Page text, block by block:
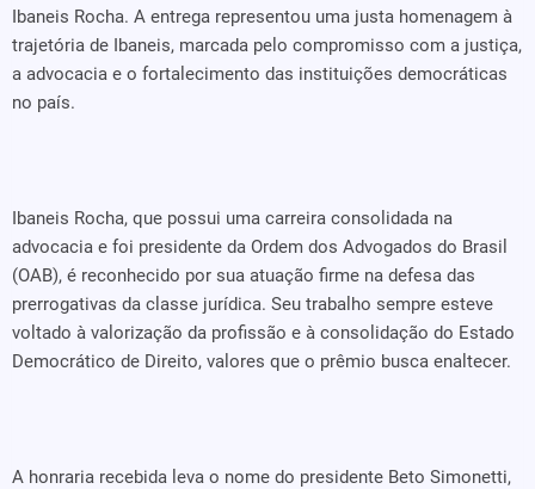
Ibaneis Rocha. A entrega representou uma justa homenagem à
trajetória de Ibaneis, marcada pelo compromisso com a justiça,
a advocacia e o fortalecimento das instituições democráticas
no país.
Ibaneis Rocha, que possui uma carreira consolidada na
advocacia e foi presidente da Ordem dos Advogados do Brasil
(OAB), é reconhecido por sua atuação firme na defesa das
prerrogativas da classe jurídica. Seu trabalho sempre esteve
voltado à valorização da profissão e à consolidação do Estado
Democrático de Direito, valores que o prêmio busca enaltecer.
A honraria recebida leva o nome do presidente Beto Simonetti,